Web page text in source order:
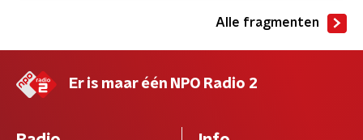
Alle fragmenten
Er is maar één NPO Radio 2